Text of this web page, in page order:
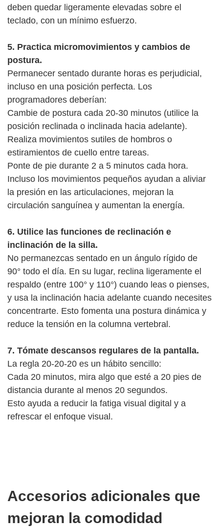
deben quedar ligeramente elevadas sobre el
teclado, con un mínimo esfuerzo.
5. Practica micromovimientos y cambios de
postura.
Permanecer sentado durante horas es perjudicial,
incluso en una posición perfecta. Los
programadores deberían:
Cambie de postura cada 20-30 minutos (utilice la
posición reclinada o inclinada hacia adelante).
Realiza movimientos sutiles de hombros o
estiramientos de cuello entre tareas.
Ponte de pie durante 2 a 5 minutos cada hora.
Incluso los movimientos pequeños ayudan a aliviar
la presión en las articulaciones, mejoran la
circulación sanguínea y aumentan la energía.
6. Utilice las funciones de reclinación e
inclinación de la silla.
No permanezcas sentado en un ángulo rígido de
90° todo el día. En su lugar, reclina ligeramente el
respaldo (entre 100° y 110°) cuando leas o pienses,
y usa la inclinación hacia adelante cuando necesites
concentrarte. Esto fomenta una postura dinámica y
reduce la tensión en la columna vertebral.
7. Tómate descansos regulares de la pantalla.
La regla 20-20-20 es un hábito sencillo:
Cada 20 minutos, mira algo que esté a 20 pies de
distancia durante al menos 20 segundos.
Esto ayuda a reducir la fatiga visual digital y a
refrescar el enfoque visual.
Accesorios adicionales que
mejoran la comodidad